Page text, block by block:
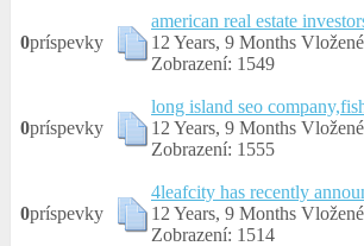
0príspevky
american real estate
12 Years, 9 Months Vložené
Zobrazení: 1549
0príspevky
long island seo
12 Years, 9 Months Vložené
Zobrazení: 1555
0príspevky
4leafcity has recently
12 Years, 9 Months Vložené
Zobrazení: 1514